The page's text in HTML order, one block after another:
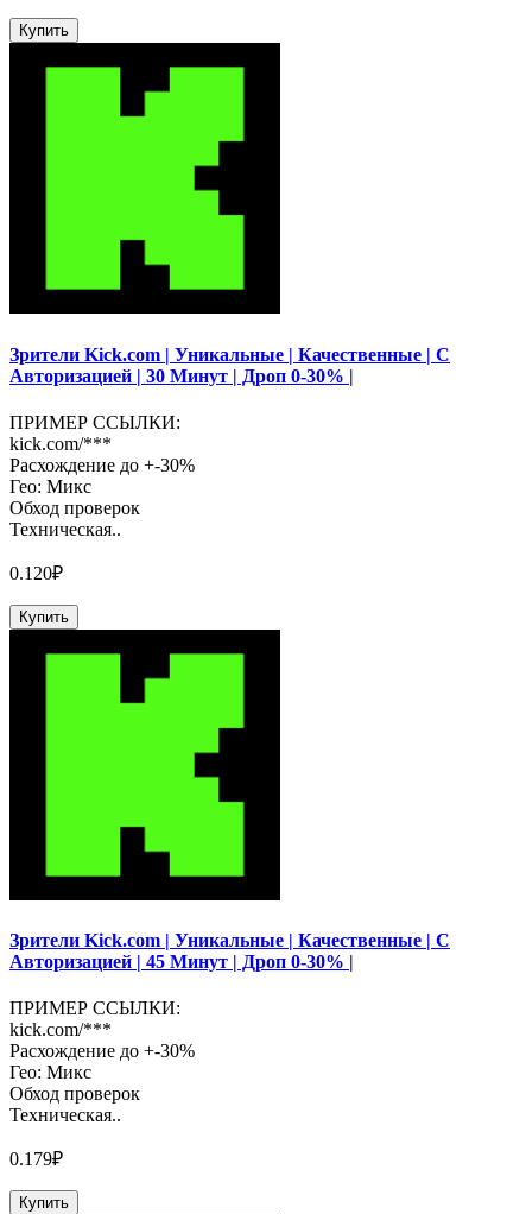
Купить
Зрители Kick.com | Уникальные | Качественные | С
Авторизацией | 30 Минут | Дроп 0-30% |
ПРИМЕР ССЫЛКИ:
kick.com/***
Расхождение до +-30%
Гео: Микс
Обход проверок
Техническая..
0.120₽
Купить
Зрители Kick.com | Уникальные | Качественные | С
Авторизацией | 45 Минут | Дроп 0-30% |
ПРИМЕР ССЫЛКИ:
kick.com/***
Расхождение до +-30%
Гео: Микс
Обход проверок
Техническая..
0.179₽
Купить